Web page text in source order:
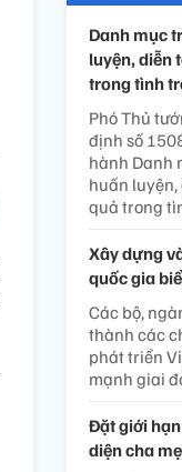
Danh mục
luyện, diễn
trong tình
Phó Thủ
định số
hành Danh
huấn
quả trong
Xây dựng
quốc gia
Các bộ,
thành các
phát triển
mạnh giai
Đặt giới
diện cha